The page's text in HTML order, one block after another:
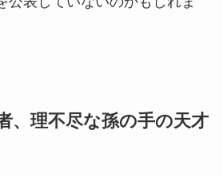
、理不尽な孫の手の天才